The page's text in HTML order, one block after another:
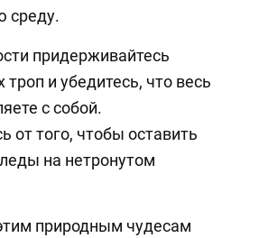
среду.
придерживайтесь
и убедитесь, что весь
с собой.
от того, чтобы оставить
на нетронутом
природным чудесам